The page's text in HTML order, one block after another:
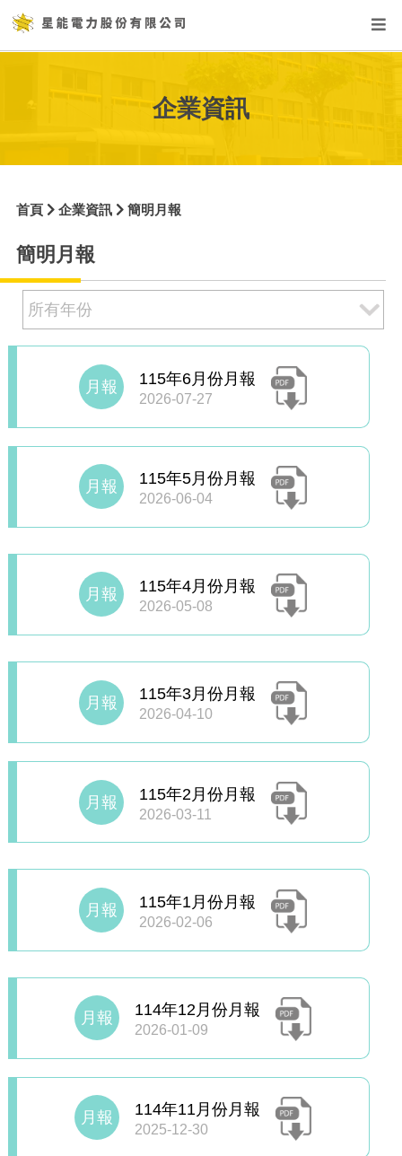
企業資訊
首頁 企業資訊 簡明月報
簡明月報
月報 115年6月份月報
2026-07-27
月報 115年5月份月報
2026-06-04
月報 115年4月份月報
2026-05-08
月報 115年3月份月報
2026-04-10
月報 115年2月份月報
2026-03-11
月報 115年1月份月報
2026-02-06
月報 114年12月份月報
2026-01-09
月報 114年11月份月報
2025-12-30